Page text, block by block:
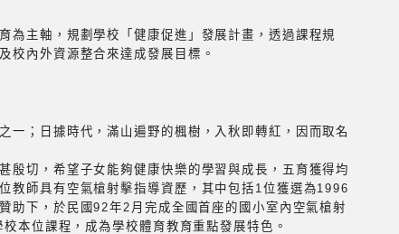
為主軸，規劃學校「健康促進」發展計畫，透過課程規
校內外資源整合來達成發展目標。
一；日據時代，滿山遍野的楓樹，入秋即轉紅，因而取名
殷切，希望子女能夠健康快樂的學習與成長，五育獲得均
教師具有空氣槍射擊指導資歷，其中包括1位獲選為1996
助下，於民國92年2月完成全國首座的國小室內空氣槍射
本位課程，成為學校體育教育重點發展特色。